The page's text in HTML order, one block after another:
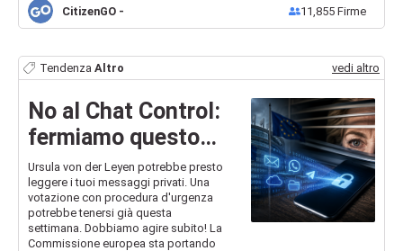
CitizenGO - 11,855 Firme
Tendenza Altro vedi altro
No al Chat Control:
fermiamo questo
tentativo di farlo
passare all'ultimo
minuto!
Ursula von der Leyen potrebbe presto
leggere i tuoi messaggi privati. Una
votazione con procedura d'urgenza
potrebbe tenersi già questa
settimana. Dobbiamo agire subito! La
Commissione europea sta portando